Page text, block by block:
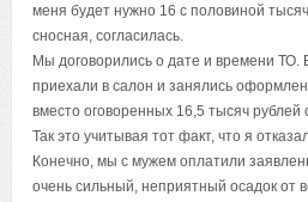
меня будет нужно 16 с половиной
сносная, согласилась.
Мы договорились о дате и времени ТО.
приехали в салон и занялись
вместо оговоренных 16,5 тысяч
Так это учитывая тот факт, что я
Конечно, мы с мужем оплатили
очень сильный, неприятный осадок от